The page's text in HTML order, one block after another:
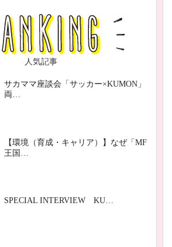
人気記事
サカママ座談会「サッカー×KUMON」
両…
【環境（育成・キャリア）】なぜ「MF
王国…
SPECIAL INTERVIEW KU…